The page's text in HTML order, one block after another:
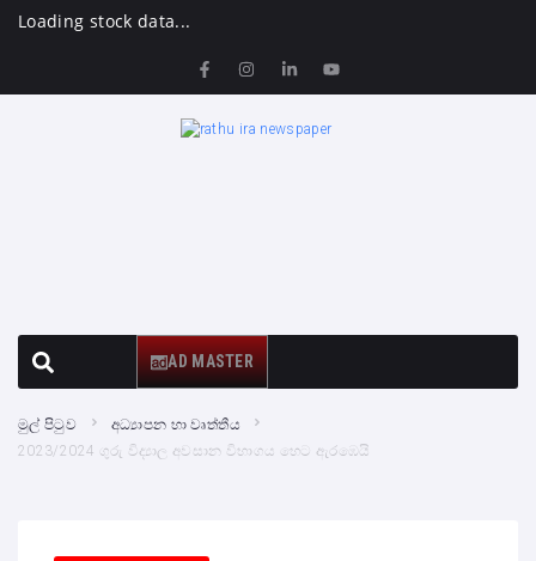
Loading stock data...
AD MASTER
මුල් පිටුව
අධ්‍යාපන හා වෘත්තීය
2023/2024 ගුරු විද්‍යාල අවසාන විභාගය හෙට ඇරඹෙයි